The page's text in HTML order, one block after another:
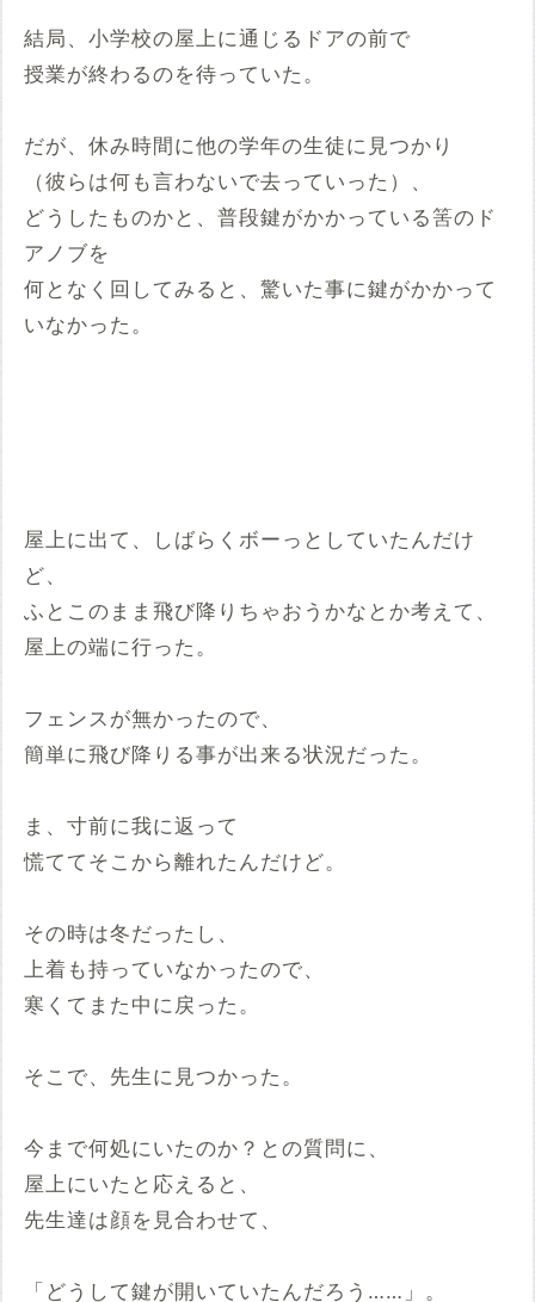
再生開始の時間を指定する場合は入力してください
投稿する
結局、小学校の屋上に通じるドアの前で
授業が終わるのを待っていた。
だが、休み時間に他の学年の生徒に見つかり
（彼らは何も言わないで去っていった）、
どうしたものかと、普段鍵がかかっている筈のド
アノブを
何となく回してみると、驚いた事に鍵がかかって
いなかった。
屋上に出て、しばらくボーっとしていたんだけ
ど、
ふとこのまま飛び降りちゃおうかなとか考えて、
屋上の端に行った。
フェンスが無かったので、
簡単に飛び降りる事が出来る状況だった。
ま、寸前に我に返って
慌ててそこから離れたんだけど。
その時は冬だったし、
上着も持っていなかったので、
寒くてまた中に戻った。
そこで、先生に見つかった。
今まで何処にいたのか？との質問に、
屋上にいたと応えると、
先生達は顔を見合わせて、
「どうして鍵が開いていたんだろう……」。